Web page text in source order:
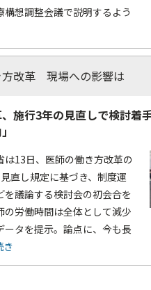
構想調整会議で説明するよう
方改革 現場への影響は
、施行3年の見直しで検討
13日、医師の働き方改革の
直し規定に基づき、制度運
を議論する検討会の初会合を
の労働時間は全体として減少
ータを提示。論点に、今も長
き